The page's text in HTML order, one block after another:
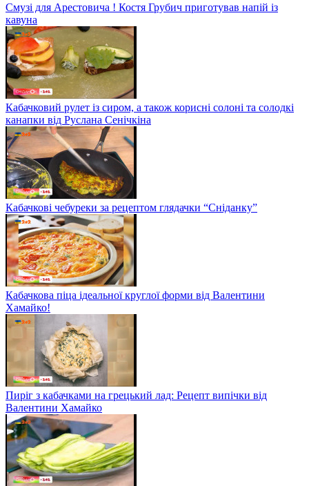
Смузі для Арестовича ! Костя Грубич приготував напій із
кавуна
Кабачковий рулет із сиром, а також корисні солоні та солодкі
канапки від Руслана Сенічкіна
Кабачкові чебуреки за рецептом глядачки “Сніданку”
Кабачкова піца ідеальної круглої форми від Валентини
Хамайко!
Пиріг з кабачками на грецький лад: Рецепт випічки від
Валентини Хамайко